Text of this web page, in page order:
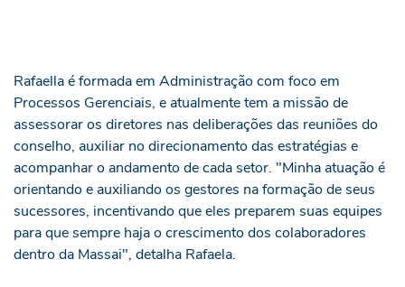
Rafaella é formada em Administração com foco em
Processos Gerenciais, e atualmente tem a missão de
assessorar os diretores nas deliberações das reuniões do
conselho, auxiliar no direcionamento das estratégias e
acompanhar o andamento de cada setor. "Minha atuação é
orientando e auxiliando os gestores na formação de seus
sucessores, incentivando que eles preparem suas equipes
para que sempre haja o crescimento dos colaboradores
dentro da Massai", detalha Rafaela.